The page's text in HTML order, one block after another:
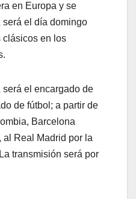
en Europa y se
el día domingo
clásicos en los
el encargado de
de fútbol; a partir de
Barcelona
al Real Madrid por la
transmisión será por